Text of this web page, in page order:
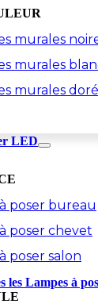
murales
murales
murales
LED
poser bureau
poser chevet
poser salon
les Lampes à